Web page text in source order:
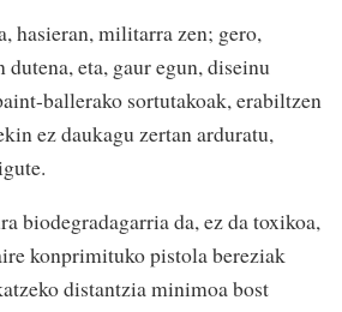
hasieran, militarra zen; gero,
eta, gaur egun, diseinu
ballerako sortutakoak, erabiltzen
ez daukagu zertan arduratu,
biodegradagarria da, ez da toxikoa,
konprimituko pistola bereziak
distantzia minimoa bost